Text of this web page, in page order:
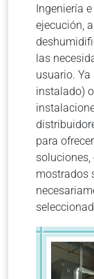
Ingeniería
ejecución,
las
usuario.
instalado)
para
mostrados